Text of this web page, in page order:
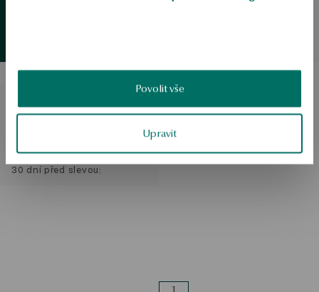
Povolit vše
Upravit
Valentine
SLEVA
YES Hearts & Arrows -
Nejnižší cena za posledních
30 dní před slevou: